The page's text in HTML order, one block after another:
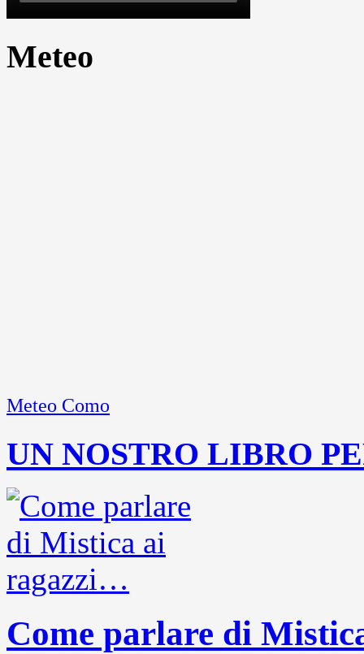
Meteo
Meteo Como
UN NOSTRO LIBRO
Come parlare di